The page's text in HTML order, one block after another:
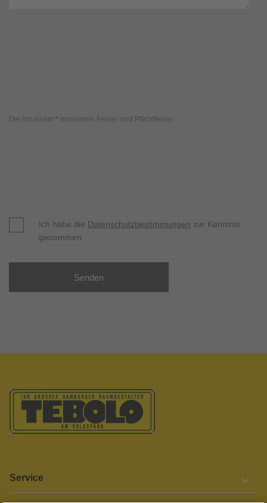
Die mit einem * markierten Felder sind Pflichtfelder.
Ich habe die Datenschutzbestimmungen zur Kenntnis
genommen.
Senden
Service